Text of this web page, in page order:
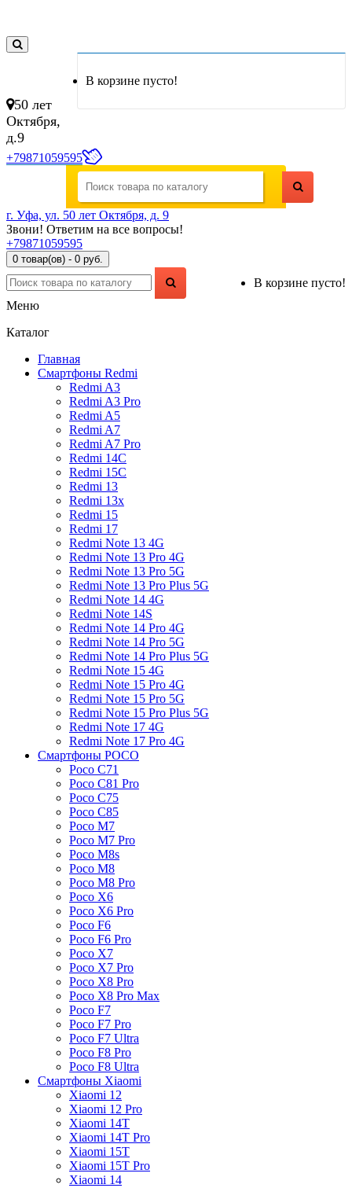
В корзине пусто!
50 лет
Октября,
д.9
+79871059595
г. Уфа, ул. 50 лет Октября, д. 9
Звони! Ответим на все вопросы!
+79871059595
0 товар(ов) - 0 руб.
В корзине пусто!
Меню
Каталог
Главная
Смартфоны Redmi
Redmi A3
Redmi A3 Pro
Redmi A5
Redmi A7
Redmi A7 Pro
Redmi 14C
Redmi 15C
Redmi 13
Redmi 13x
Redmi 15
Redmi 17
Redmi Note 13 4G
Redmi Note 13 Pro 4G
Redmi Note 13 Pro 5G
Redmi Note 13 Pro Plus 5G
Redmi Note 14 4G
Redmi Note 14S
Redmi Note 14 Pro 4G
Redmi Note 14 Pro 5G
Redmi Note 14 Pro Plus 5G
Redmi Note 15 4G
Redmi Note 15 Pro 4G
Redmi Note 15 Pro 5G
Redmi Note 15 Pro Plus 5G
Redmi Note 17 4G
Redmi Note 17 Pro 4G
Смартфоны POCO
Poco C71
Poco C81 Pro
Poco C75
Poco C85
Poco M7
Poco M7 Pro
Poco M8s
Poco M8
Poco M8 Pro
Poco X6
Poco X6 Pro
Poco F6
Poco F6 Pro
Poco X7
Poco X7 Pro
Poco X8 Pro
Poco X8 Pro Max
Poco F7
Poco F7 Pro
Poco F7 Ultra
Poco F8 Pro
Poco F8 Ultra
Смартфоны Xiaomi
Xiaomi 12
Xiaomi 12 Pro
Xiaomi 14T
Xiaomi 14T Pro
Xiaomi 15T
Xiaomi 15T Pro
Xiaomi 14